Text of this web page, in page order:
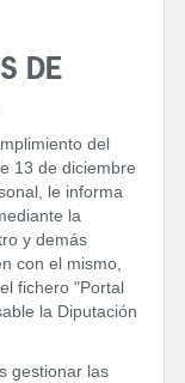
DE
del
13 de diciembre
le informa
la
y demás
con el mismo,
fichero "Portal
la Diputación
gestionar las